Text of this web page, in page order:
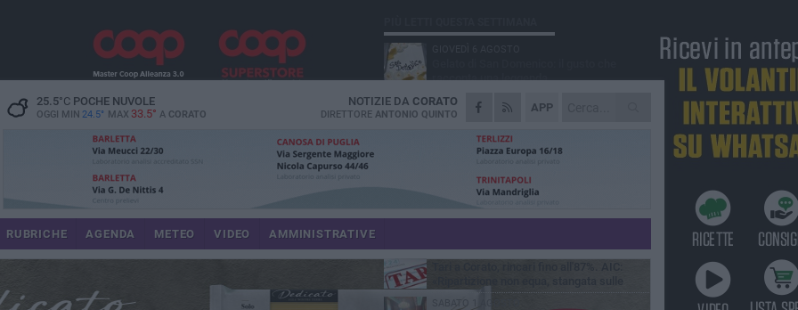
25.5°CPOCHE NUVOLE
OGGI MIN 24.5° MAX 33.5° A CORATO
APP
NOTIZIE DA CORATO
DIRETTORE ANTONIO QUINTO
RUBRICHE AGENDA METEO VIDEO AMMINISTRATIVE
racconta una leggenda
VENERDÌ 7 AGOSTO
Uomo fermato in via Porta Pia: intervento
GIOVEDÌ 6 AGOSTO
nasce a Corato "Megaad"
MERCOLEDÌ 5 AGOSTO
Chiuso momentaneamente distributore di
GIOVEDÌ 6 AGOSTO
imprese»